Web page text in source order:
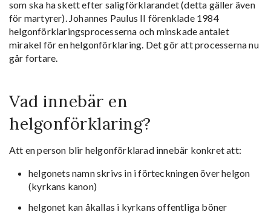
som ska ha skett efter saligförklarandet (detta gäller även
för martyrer). Johannes Paulus II förenklade 1984
helgonförklaringsprocesserna och minskade antalet
mirakel för en helgonförklaring. Det gör att processerna nu
går fortare.
Vad innebär en
helgonförklaring?
Att en person blir helgonförklarad innebär konkret att:
helgonets namn skrivs in i förteckningen över helgon
(kyrkans kanon)
helgonet kan åkallas i kyrkans offentliga böner